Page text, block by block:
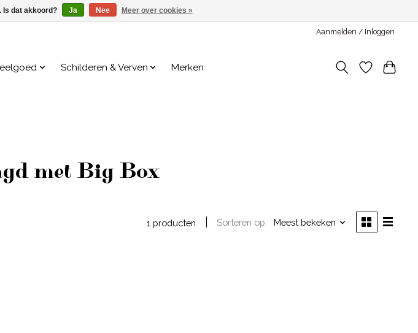
Aanmelden / Inloggen
Schilderen & Verven Merken
met Big Box
1 producten Sorteren op Meest bekeken
Is dat akkoord? Ja Nee Meer over cookies »